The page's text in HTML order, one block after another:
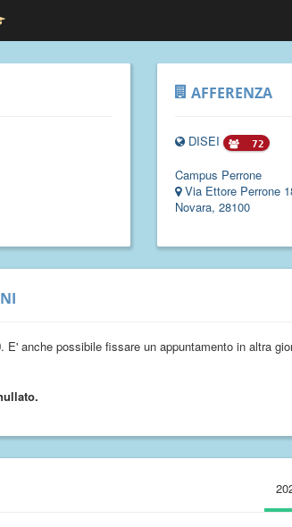
AFFERENZA
DISEI 72
Campus Perrone
Via Ettore Perrone
Novara, 28100
. E' anche possibile fissare un appuntamento in altra